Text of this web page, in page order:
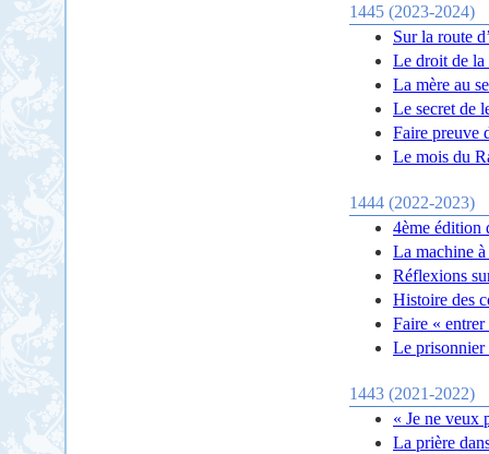
1445 (2023-2024)
Sur la route
Le droit de la
La mère au
Le secret de
Faire preuve
Le mois du
1444 (2022-2023)
4ème édition
La machine
Réflexions
Histoire des
Faire «
Le prisonnier
1443 (2021-2022)
« Je ne veux
La prière